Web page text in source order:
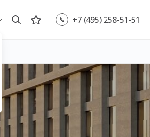
+7 (495) 258-51-51